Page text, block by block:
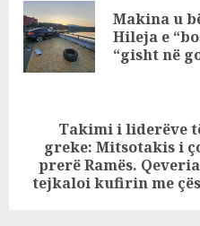
në Greqi
ReadingMakina u
Hileja e
“gisht në
Next
post:
Takimi i liderëve
greke: Mitsotakis i
prerë Ramës.
tejkaloi kufirin me